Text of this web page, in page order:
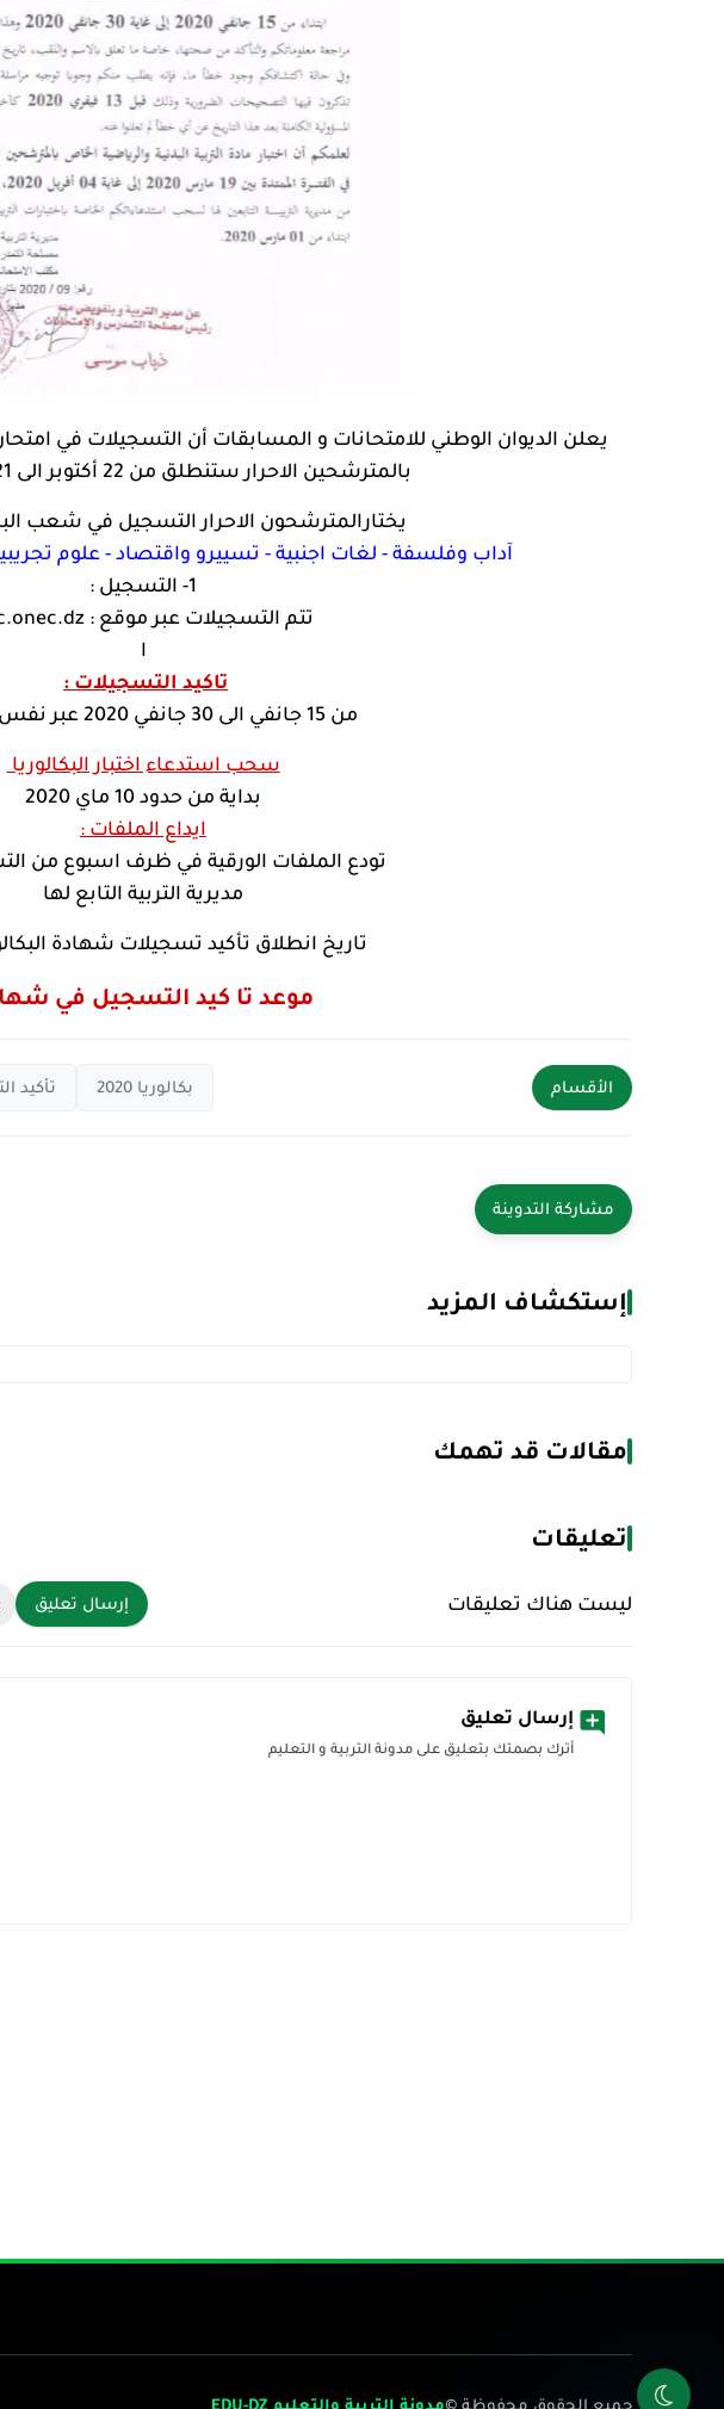
بالمترشحين الاحرار ستنطلق من 22 أكتوبر الى 21 نوفمبر 2019.
يختارالمترشحون الاحرار التسجيل في شعب
آداب وفلسفة - لغات اجنبية - تسييرو واقتصاد - علوم
1- التسجيل :
تتم التسجيلات عبر موقع :
ا
تاكيد التسجيلات :
من 15 جانفي الى 30 جانفي 2020 عبر نفس الموقع
سحب استدعاء اختبار البكالوريا
بداية من حدود 10 ماي 2020
ايداع الملفات :
تودع الملفات الورقية في ظرف اسبوع من
مديرية التربية التابع لها
تاريخ انطلاق تأكيد تسجيلات شهادة البكالوريا
موعد تا كيد التسجيل في
الأقسام بكالوريا 2020 تأكيد
إستكشاف المزيد
مقالات قد تهمك
تعليقات
ليست هناك تعليقات إرسال تعليق
إرسال تعليق
أترك بصمتك بتعليق على مدونة التربية و التعليم
جميع الحقوق محفوظة ©مدونة التربية والتعليم EDU-DZ